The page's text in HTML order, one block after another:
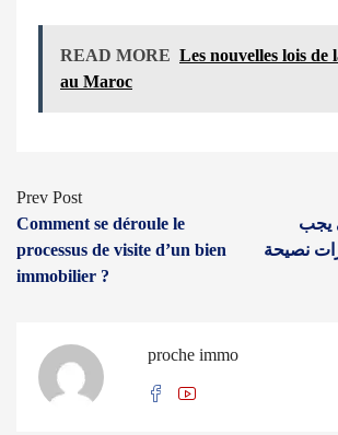
READ MORE Les nouvelles lois de
au Maroc
Prev Post
Comment se déroule le
processus de visite d’un bien
immobilier ?
يجب
نصيحة
proche immo